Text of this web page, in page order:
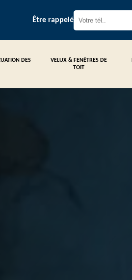
Être rappelé
DES
VELUX & FENÊTRES DE
TOIT